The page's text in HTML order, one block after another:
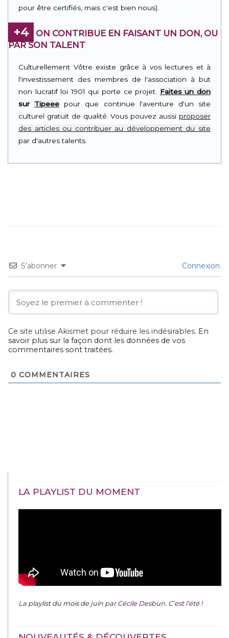
pour être certifiés, mais c'est bien nous).
+4
ON CONTRIBUE EN FAISANT UN DON, OU
PAR SON TALENT
Culturellement Vôtre existe grâce à vos lectures et à
l'investissement des membres de l'association à but
non lucratif loi 1901 qui porte ce projet. Faites un don
sur Tipeee pour que continue l'aventure d'un site
culturel gratuit de qualité. Vous pouvez aussi proposer
des articles ou contribuer au développement du site
par d'autres talents.
S’abonner Connexion
Ce site utilise Akismet pour réduire les indésirables. En
savoir plus sur la façon dont les données de vos
commentaires sont traitées.
0 COMMENTAIRES
LA PLAYLIST DU MOMENT
La playlist du mois de juin par Cécile Desbun. C’est l’été !